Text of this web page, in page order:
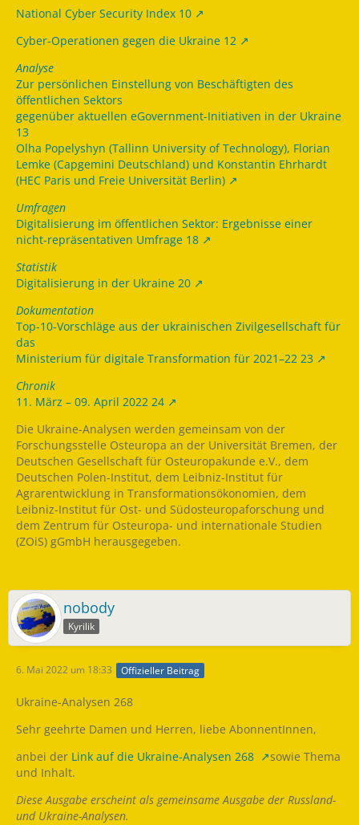
National Cyber Security Index 10
Cyber-Operationen gegen die Ukraine 12
Analyse
Zur persönlichen Einstellung von Beschäftigten des
öffentlichen Sektors
gegenüber aktuellen eGovernment-Initiativen in der Ukraine
13
Olha Popelyshyn (Tallinn University of Technology), Florian
Lemke (Capgemini Deutschland) und Konstantin Ehrhardt
(HEC Paris und Freie Universität Berlin)
Umfragen
Digitalisierung im öffentlichen Sektor: Ergebnisse einer
nicht-repräsentativen Umfrage 18
Statistik
Digitalisierung in der Ukraine 20
Dokumentation
Top-10-Vorschläge aus der ukrainischen Zivilgesellschaft für
das
Ministerium für digitale Transformation für 2021–22 23
Chronik
11. März – 09. April 2022 24
Die Ukraine-Analysen werden gemeinsam von der
Forschungsstelle Osteuropa an der Universität Bremen, der
Deutschen Gesellschaft für Osteuropakunde e.V., dem
Deutschen Polen-Institut, dem Leibniz-Institut für
Agrarentwicklung in Transformationsökonomien, dem
Leibniz-Institut für Ost- und Südosteuropaforschung und
dem Zentrum für Osteuropa- und internationale Studien
(ZOiS) gGmbH herausgegeben.
nobody
Kyrilik
6. Mai 2022 um 18:33 Offizieller Beitrag
Ukraine-Analysen 268
Sehr geehrte Damen und Herren, liebe AbonnentInnen,
anbei der Link auf die Ukraine-Analysen 268
sowie Thema
und Inhalt.
Diese Ausgabe erscheint als gemeinsame Ausgabe der Russland-
und Ukraine-Analysen.